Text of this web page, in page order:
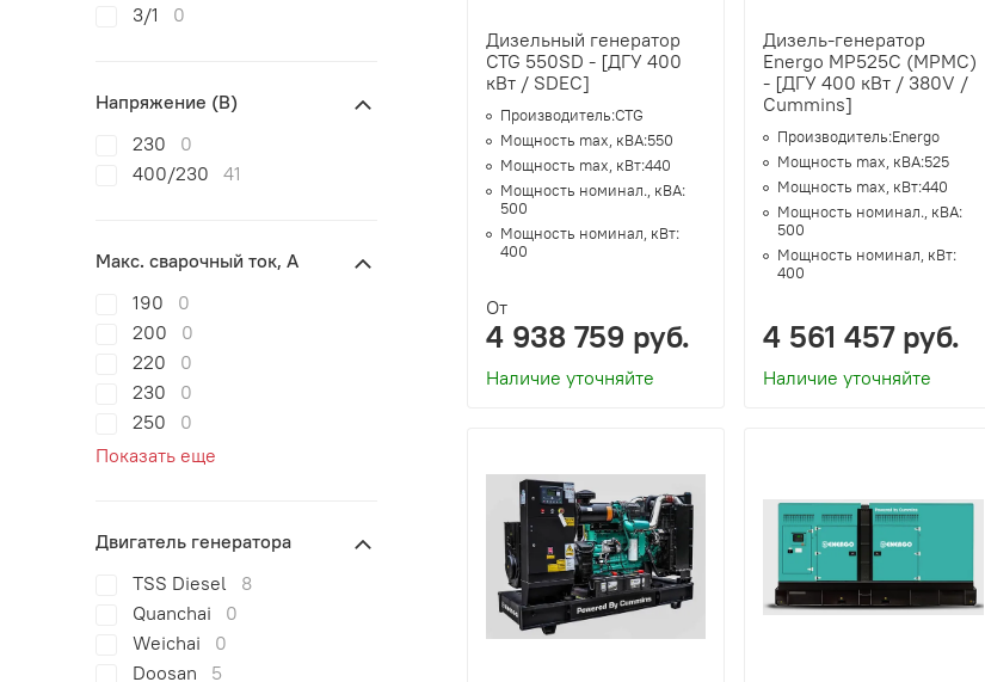
Дизельный генератор
CTG 550SD - [ДГУ 400
кВт / SDEC]
Производитель:CTG
Мощность max, кВА:550
Мощность max, кВт:440
Мощность номинал., кВА:
500
Мощность номинал, кВт:
400
Наличие уточняйте
От
4 938 759 руб.
Дизель-генератор
Energo MP525C (MPMC)
- [ДГУ 400 кВт / 380V /
Cummins]
Производитель:Energo
Мощность max, кВА:525
Мощность max, кВт:440
Мощность номинал., кВА:
500
Мощность номинал, кВт:
400
Наличие уточняйте
4 561 457 руб.
3/1
0
Напряжение (В)
230
0
400/230
41
Макс. сварочный ток, А
190
0
200
0
220
0
230
0
250
0
Показать еще
Двигатель генератора
TSS Diesel
8
Quanchai
0
Weichai
0
Doosan
5